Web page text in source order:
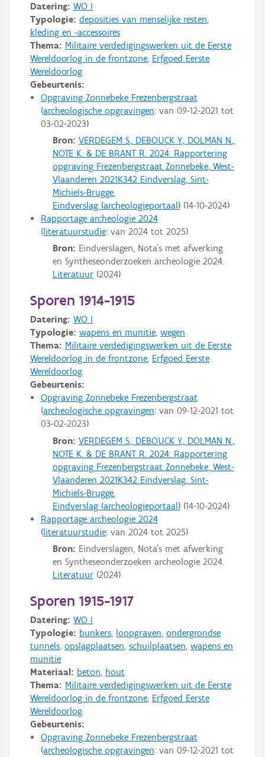
Datering: WO I
Typologie: deposities van menselijke resten
kleding en -accessoires
Thema: Militaire verdedigingswerken uit de Eerste
Wereldoorlog in de frontzone Erfgoed Eerste
Wereldoorlog
Gebeurtenis:
Opgraving Zonnebeke Frezenbergstraat
archeologische opgravingen: van 09-12-2021 tot
03-02-2023
Bron: VERDEGEM S., DEBOUCK Y., DOLMAN N.,
NOTE K. & DE BRANT R. 2024: Rapportering
opgraving Frezenbergstraat Zonnebeke, West-
Vlaanderen 2021K342 Eindverslag, Sint-
Michiels-Brugge.
Eindverslag (archeologieportaal)(14-10-2024)
Rapportage archeologie 2024
literatuurstudie: van 2024tot 2025
Bron: Eindverslagen, Nota's met afwerking
en Syntheseonderzoeken archeologie 2024.
Literatuur(2024)
Sporen 1914-1915
Datering: WO I
Typologie: wapens en munitie, wegen
Thema: Militaire verdedigingswerken uit de Eerste
Wereldoorlog in de frontzone, Erfgoed Eerste
Wereldoorlog
Gebeurtenis:
Opgraving Zonnebeke Frezenbergstraat
archeologische opgravingen: van 09-12-2021 tot
03-02-2023
Bron: VERDEGEM S., DEBOUCK Y., DOLMAN N.,
NOTE K. & DE BRANT R. 2024: Rapportering
opgraving Frezenbergstraat Zonnebeke, West-
Vlaanderen 2021K342 Eindverslag, Sint-
Michiels-Brugge.
Eindverslag (archeologieportaal)(14-10-2024)
Rapportage archeologie 2024
literatuurstudie: van 2024tot 2025
Bron: Eindverslagen, Nota's met afwerking
en Syntheseonderzoeken archeologie 2024.
Literatuur(2024)
Sporen 1915-1917
Datering: WO I
Typologie: bunkers, loopgraven, ondergrondse
tunnels, opslagplaatsen, schuilplaatsen, wapens en
munitie
Materiaal: beton, hout
Thema: Militaire verdedigingswerken uit de Eerste
Wereldoorlog in de frontzone, Erfgoed Eerste
Wereldoorlog
Gebeurtenis:
Opgraving Zonnebeke Frezenbergstraat
archeologische opgravingen: van 09-12-2021 tot